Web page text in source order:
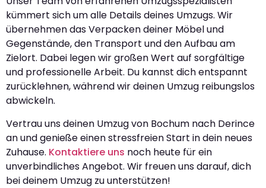
kümmert sich um alle Details deines Umzugs. Wir
übernehmen das Verpacken deiner Möbel und
Gegenstände, den Transport und den Aufbau am
Zielort. Dabei legen wir großen Wert auf sorgfältige
und professionelle Arbeit. Du kannst dich entspannt
zurücklehnen, während wir deinen Umzug reibungslos
abwickeln.
Vertrau uns deinen Umzug von Bochum nach Derince
an und genieße einen stressfreien Start in dein neues
Zuhause. Kontaktiere uns noch heute für ein
unverbindliches Angebot. Wir freuen uns darauf, dich
bei deinem Umzug zu unterstützen!